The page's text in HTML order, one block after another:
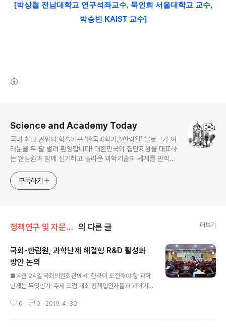
[박상철 전남대학교 연구석좌교수, 묵인희 서울대학교 교수,
박승빈 KAIST 교수]
Science and Academy Today
국내 최고 권위의 학술기구 ‘한국과학기술한림원’ 블로그가 여
러분을 두 팔 벌려 환영합니다! 대한민국의 집단지성을 대표하
는 한림원과 함께 신기하고 놀라운 과학기술의 세계를 만끽하
구독하기
정책연구 및 자문/국회-한림원 혁신연구회 의 다른 글 더보기
국회-한림원, 과학난제 해결형 R&D 활성화
방안 논의
■ 4월 24일 국회의원회관에서 '한국이 도전해야 할 과학
난제는 무엇인가' 주제 포럼 개최 정책입안자들과 과학기
인류의 삶을 뒤흔들 ‘과학난제’ 해결형 R&D의 도입 방안을
0 0 2019. 4. 30.